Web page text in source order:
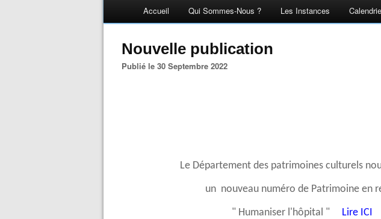
Accueil Qui Sommes-Nous ? Les Instances
Nouvelle publication
Publié le 30 Septembre 2022
Le Département des patrimoines culturels
un nouveau numéro de Patrimoine en
" Humaniser l'hôpital " Lire ICI